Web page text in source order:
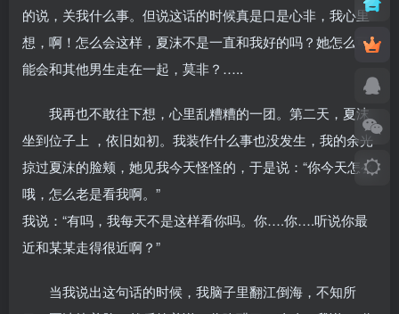
的说，关我什么事。但说这话的时候真是口是心非，我心里
想，啊！怎么会这样，夏沫不是一直和我好的吗？她怎么可
能会和其他男生走在一起，莫非？…..
我再也不敢往下想，心里乱糟糟的一团。第二天，夏沫
坐到位子上 ，依旧如初。我装作什么事也没发生，我的余光
掠过夏沫的脸颊，她见我今天怪怪的，于是说：“你今天怎么
哦，怎么老是看我啊。”
我说：“有吗，我每天不是这样看你吗。你….你….听说你最
近和某某走得很近啊？”
当我说出这句话的时候，我脑子里翻江倒海，不知所